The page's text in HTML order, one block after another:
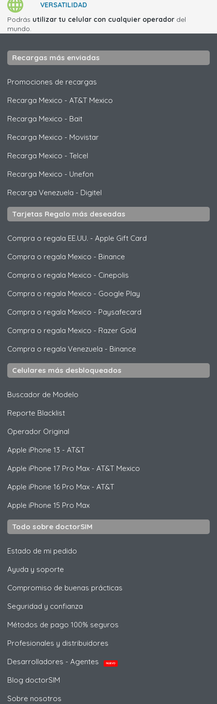
VERSATILIDAD
Podrás utilizar tu celular con cualquier operador del
mundo.
Recargas más enviadas
Promociones de recargas
Recarga Mexico - AT&T Mexico
Recarga Mexico - Bait
Recarga Mexico - Movistar
Recarga Mexico - Telcel
Recarga Mexico - Unefon
Recarga Venezuela - Digitel
Tarjetas Regalo más deseadas
Compra o regala EE.UU. - Apple Gift Card
Compra o regala Mexico - Binance
Compra o regala Mexico - Cinepolis
Compra o regala Mexico - Google Play
Compra o regala Mexico - Paysafecard
Compra o regala Mexico - Razer Gold
Compra o regala Venezuela - Binance
Celulares más desbloqueados
Buscador de Modelo
Reporte Blacklist
Operador Original
Apple iPhone 13 - AT&T
Apple iPhone 17 Pro Max - AT&T Mexico
Apple iPhone 16 Pro Max - AT&T
Apple iPhone 15 Pro Max
Todo sobre doctorSIM
Estado de mi pedido
Ayuda y soporte
Compromiso de buenas prácticas
Seguridad y confianza
Métodos de pago 100% seguros
Profesionales y distribuidores
Desarrolladores - Agentes
NUEVO
Blog doctorSIM
Sobre nosotros